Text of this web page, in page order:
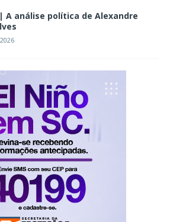
A análise política de Alexandre